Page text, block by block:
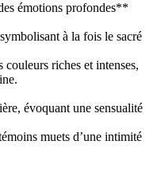
émotions profondes**
à la fois le sacré
couleurs riches et intenses,
évoquant une sensualité
muets d’une intimité